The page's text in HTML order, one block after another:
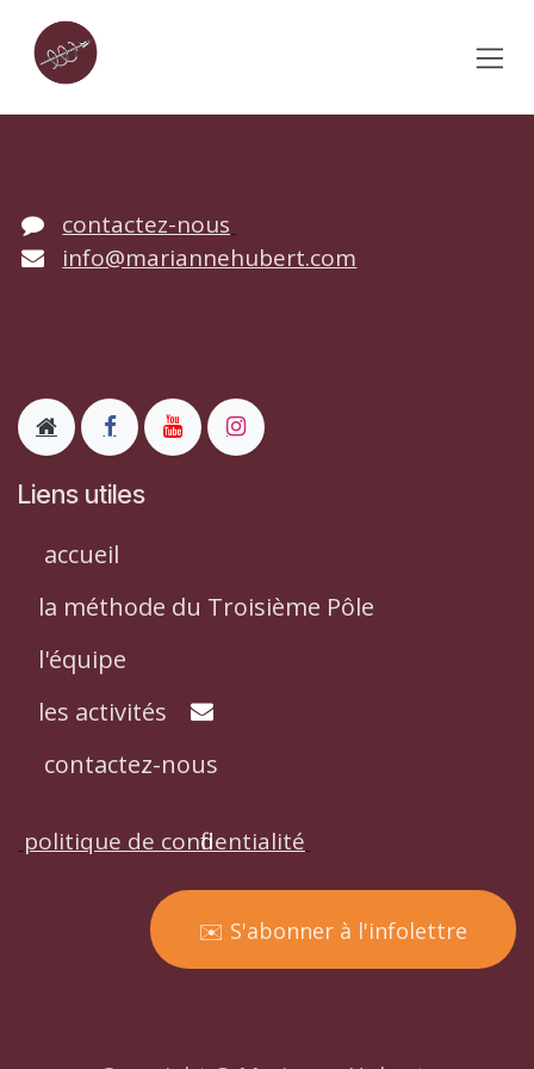
Se rendre au contenu
contactez-nous
info@mariannehubert.com
Liens utiles
accueil
la méthode du Troisième Pôle
l'équipe
les activités
contactez-nous
politique de confidentialité
​✉️ S'abonner à l'infolettre​​